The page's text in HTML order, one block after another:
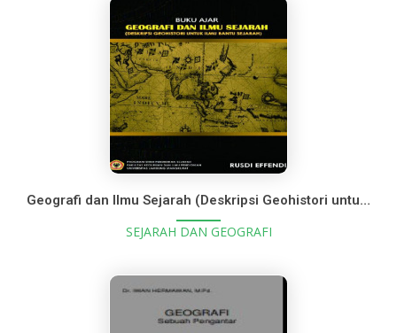
Geografi dan Ilmu Sejarah (Deskripsi Geohistori untuk Ilmu Bantu Sejarah)
SEJARAH DAN GEOGRAFI